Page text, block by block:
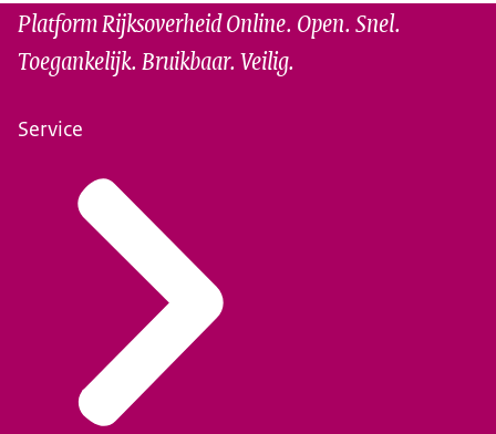
Platform Rijksoverheid Online. Open. Snel.
Toegankelijk. Bruikbaar. Veilig.
Service